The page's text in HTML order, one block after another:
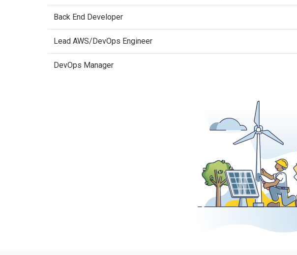
Back End Developer
Lead AWS/DevOps Engineer
DevOps Manager